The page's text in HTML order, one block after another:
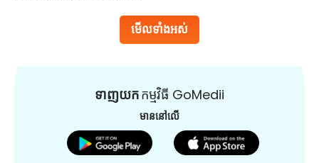
មើលទាំងអស់
ទាញយកកម្មវិធី GoMedii
មាននៅលើ